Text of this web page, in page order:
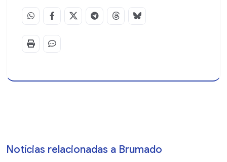
Notícias relacionadas a Brumado